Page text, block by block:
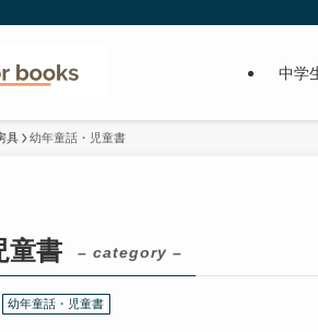
中学
具 幼年童話・児童書
童書 – category –
幼年童話・児童書